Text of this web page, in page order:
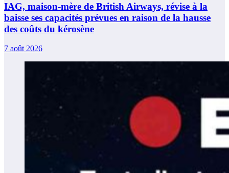
IAG, maison-mère de British Airways, révise à la
baisse ses capacités prévues en raison de la hausse
des coûts du kérosène
7 août 2026